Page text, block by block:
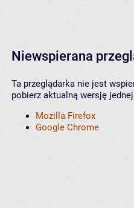
Niewspierana
Ta przeglądarka nie jest
pobierz aktualną wersję
Mozilla Firefox
Google Chrome